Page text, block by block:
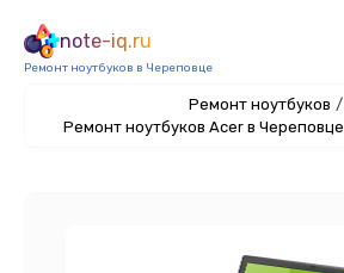
note-iq.ru
Ремонт ноутбуков в Череповце
Ремонт ноутбуков /
Ремонт ноутбуков Acer в Череповце